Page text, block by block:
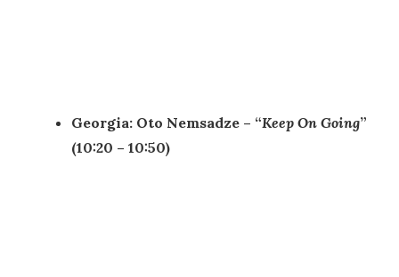
Georgia: Oto Nemsadze – “Keep On Going”
(10:20 – 10:50)